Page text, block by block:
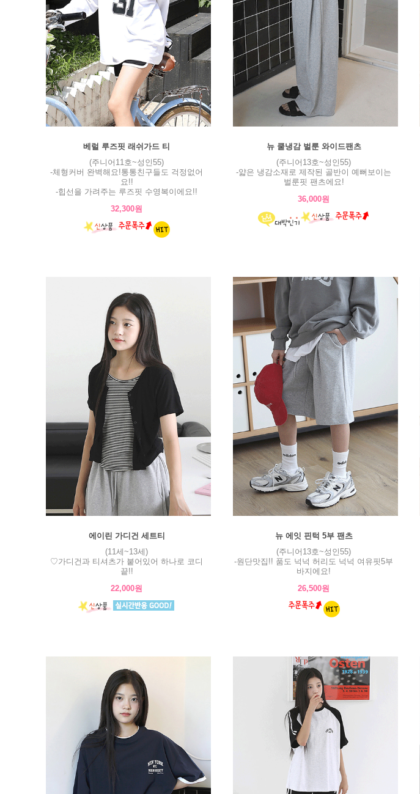
베럴 루즈핏 래쉬가드 티
(주니어11호~성인55)
-체형커버 완벽해요!통통친구들도 걱정없어
요!!
-힙선을 가려주는 루즈핏 수영복이에요!!
32,300원
뉴 쿨냉감 벌룬 와이드팬츠
(주니어13호~성인55)
-얇은 냉감소재로 제작된 골반이 예뻐보이는
벌룬핏 팬츠에요!
36,000원
에이린 가디건 세트티
(11세~13세)
♡가디건과 티셔츠가 붙어있어 하나로 코디
끝!!
22,000원
뉴 에잇 핀턱 5부 팬츠
(주니어13호~성인55)
-원단맛집!! 품도 넉넉 허리도 넉넉 여유핏5부
바지에요!
26,500원